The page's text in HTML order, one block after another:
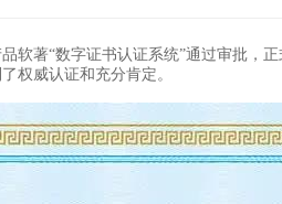
著“数字证书认证系统”通过审批，
权威认证和充分肯定。